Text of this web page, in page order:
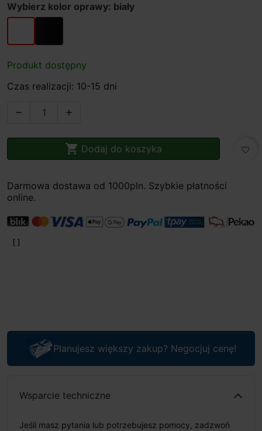
Wybierz kolor oprawy: biały
biały czarny
Produkt dostępny
Czas realizacji: 10-15 dni
 
 Dodaj do koszyka favorite_border
Darmowa dostawa od 1000pln. Szybkie płatności
online.
Planujesz większy zakup? Negocjuj cenę!
Wsparcie techniczne
Jeśli masz pytania lub potrzebujesz pomocy, zadzwoń